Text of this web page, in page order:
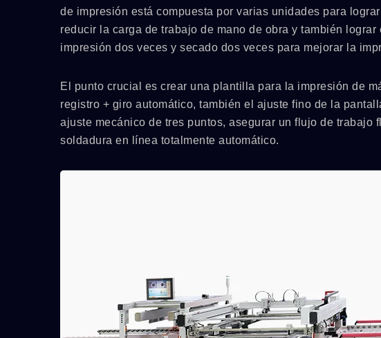
de impresión está compuesta por varias unidades para
reducir la carga de trabajo de mano de obra y también
impresión dos veces y secado dos veces para mejorar la
El punto crucial es crear una plantilla para la impresión de
registro + giro automático, también el ajuste fino de la
ajuste mecánico de tres puntos, asegurar un flujo de
soldadura en línea totalmente automático.